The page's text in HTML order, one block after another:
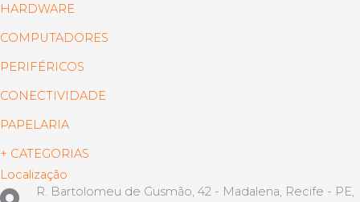
HARDWARE
COMPUTADORES
PERIFÉRICOS
CONECTIVIDADE
PAPELARIA
+ CATEGORIAS
Localização
R. Bartolomeu de Gusmão, 42 - Madalena, Recife - PE,